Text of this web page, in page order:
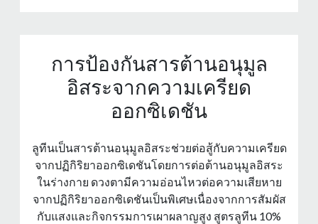
การป้องกันสารต้านอนุมูล
อิสระจากความเครียด
ออกซิเดชัน
ลูทีนเป็นสารต้านอนุมูลอิสระช่วยต่อสู้กับความเครียด
จากปฏิกิริยาออกซิเดชันโดยการต่อต้านอนุมูลอิสระ
ในร่างกาย ดวงตามีความอ่อนไหวต่อความเสียหาย
จากปฏิกิริยาออกซิเดชันเป็นพิเศษเนื่องจากการสัมผัส
กับแสงและกิจกรรมการเผาผลาญสูง สูตรลูทีน 10%